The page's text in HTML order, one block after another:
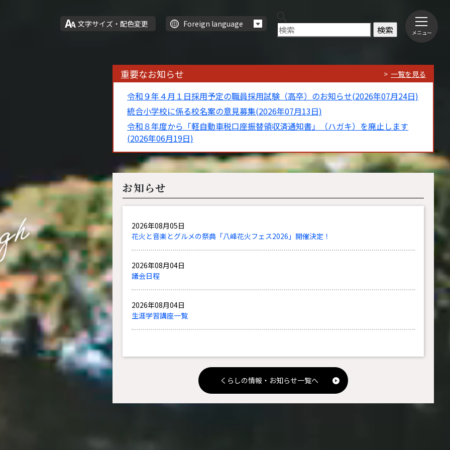
文字サイズ・配色変更 Foreign language
メニュー
情報 ビジネス・産業情報
重要なお知らせ 一覧を見る
令和９年４月１日採用予定の職員採用試験（高卒）のお知らせ(2026年07月24日)
統合小学校に係る校名案の意見募集(2026年07月13日)
令和８年度から「軽自動車税口座振替領収済通知書」（ハガキ）を廃止します
(2026年06月19日)
お知らせ
2026年08月05日
花火と音楽とグルメの祭典「八峰花火フェス2026」開催決定！
2026年08月04日
議会日程
2026年08月04日
生涯学習講座一覧
子ども園給食室だより
ハローワーク能代求人情報（毎週金曜更新）
くらしの情報・お知らせ一覧へ